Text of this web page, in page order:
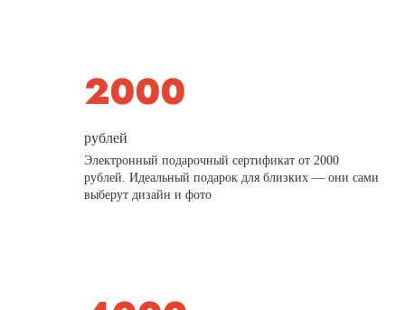
рублей
Электронный подарочный сертификат от 2000
рублей. Идеальный подарок для близких — они сами
выберут дизайн и фото